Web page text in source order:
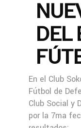
DEL
En el Club
Fútbol de
Club Social y
por la 7ma